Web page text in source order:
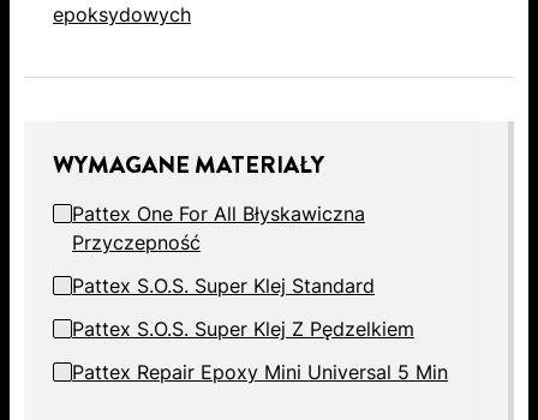
epoksydowych
WYMAGANE MATERIAŁY
Pattex One For All Błyskawiczna
Przyczepność
Pattex S.O.S. Super Klej Standard
Pattex S.O.S. Super Klej Z Pędzelkiem
Pattex Repair Epoxy Mini Universal 5 Min